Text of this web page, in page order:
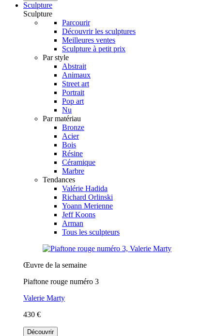
Sculpture
Sculpture
Parcourir
Découvrir les sculptures
Meilleures ventes
Sculpture à petit prix
Par style
Abstrait
Animaux
Street art
Portrait
Pop art
Nu
Par matériau
Bronze
Acier
Bois
Résine
Céramique
Marbre
Tendances
Valérie Hadida
Richard Orlinski
Yoann Merienne
Jeff Koons
Arman
Tous les sculpteurs
Œuvre de la semaine
Piaftone rouge numéro 3
Valerie Marty
430 €
Découvrir